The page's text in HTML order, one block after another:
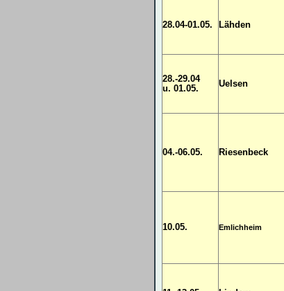
28.04-01.05. Lähden
28.-29.04
u. 01.05. Uelsen
04.-06.05. Riesenbeck
10.05. Emlichheim